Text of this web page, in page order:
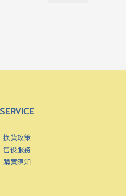
SERVICE
換貨政策
售後服務
購買須知